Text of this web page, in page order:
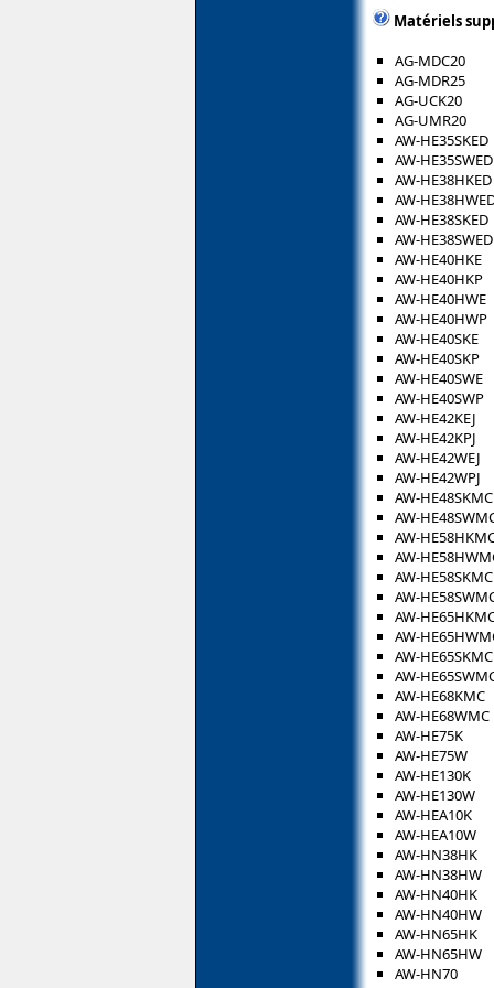
Matériels
AG-MDC20
AG-MDR25
AG-UCK20
AG-UMR20
AW-HE35SKED
AW-HE35SWED
AW-HE38HKED
AW-
AW-HE38SKED
AW-HE38SWED
AW-HE40HKE
AW-HE40HKP
AW-HE40HWE
AW-HE40HWP
AW-HE40SKE
AW-HE40SKP
AW-HE40SWE
AW-HE40SWP
AW-HE42KEJ
AW-HE42KPJ
AW-HE42WEJ
AW-HE42WPJ
AW-HE48SKMC
AW-
AW-
AW-
AW-HE58SKMC
AW-
AW-
AW-
AW-HE65SKMC
AW-
AW-HE68KMC
AW-HE68WMC
AW-HE75K
AW-HE75W
AW-HE130K
AW-HE130W
AW-HEA10K
AW-HEA10W
AW-HN38HK
AW-HN38HW
AW-HN40HK
AW-HN40HW
AW-HN65HK
AW-HN65HW
AW-HN70